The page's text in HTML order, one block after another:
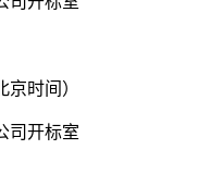
京时间）
司开标室